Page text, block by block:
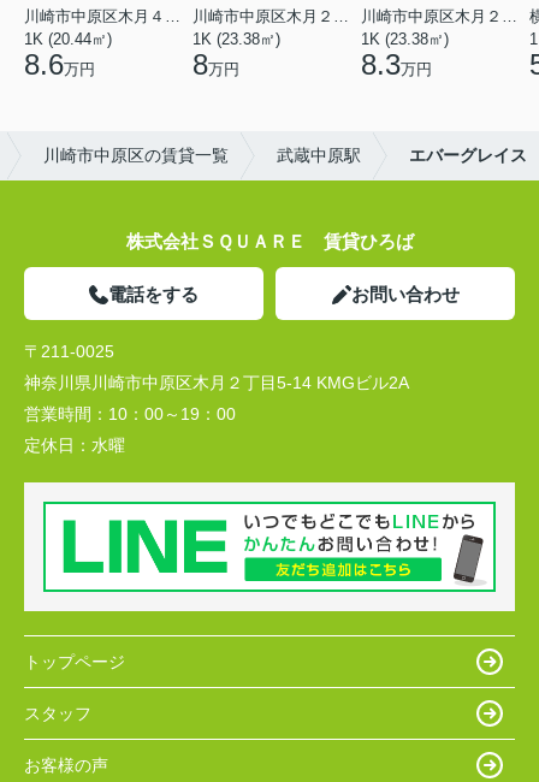
川崎市中原区木月４丁目
1K (20.44㎡)
8.6万円
川崎市中原区木月２丁目
1K (23.38㎡)
8万円
川崎市中原区木月２丁目
1K (23.38㎡)
8.3万円
川崎市中原区の賃貸一覧 武蔵中原駅 エバーグレイス
株式会社ＳＱＵＡＲＥ 賃貸ひろば
電話をする お問い合わせ
〒211-0025
神奈川県川崎市中原区木月２丁目5-14 KMGビル2A
営業時間： 10：00～19：00
定休日： 水曜
トップページ
スタッフ
お客様の声